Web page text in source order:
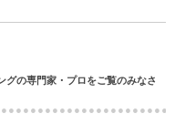
グの専門家・プロをご覧のみなさ